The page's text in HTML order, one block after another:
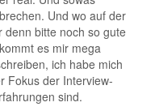
Und wo auf der
denn bitte noch so gute
es mir mega
ich habe mich
Fokus der Interview-
sind.